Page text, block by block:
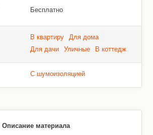
Бесплатно
В квартиру
Для дома
Для дачи
Уличные В коттедж
С шумоизоляцией
Описание материала